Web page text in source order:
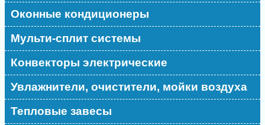
Оконные кондиционеры
Мульти-сплит системы
Конвекторы электрические
Увлажнители, очистители, мойки воздуха
Тепловые завесы